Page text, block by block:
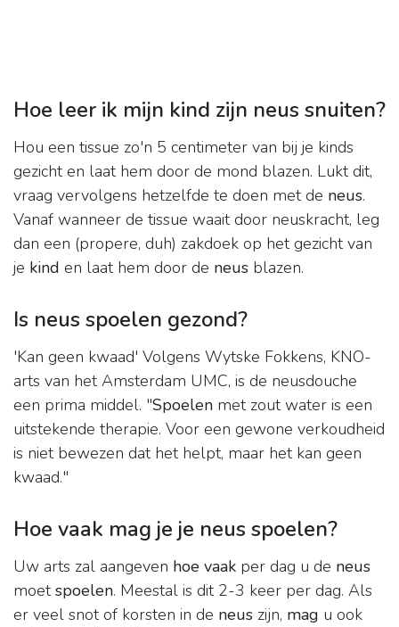
Hoe leer ik mijn kind zijn neus snuiten?
Hou een tissue zo'n 5 centimeter van bij je kinds
gezicht en laat hem door de mond blazen. Lukt dit,
vraag vervolgens hetzelfde te doen met de neus.
Vanaf wanneer de tissue waait door neuskracht, leg
dan een (propere, duh) zakdoek op het gezicht van
je kind en laat hem door de neus blazen.
Is neus spoelen gezond?
'Kan geen kwaad' Volgens Wytske Fokkens, KNO-
arts van het Amsterdam UMC, is de neusdouche
een prima middel. "Spoelen met zout water is een
uitstekende therapie. Voor een gewone verkoudheid
is niet bewezen dat het helpt, maar het kan geen
kwaad."
Hoe vaak mag je je neus spoelen?
Uw arts zal aangeven hoe vaak per dag u de neus
moetspoelen. Meestal is dit 2-3 keer per dag. Als
er veel snot of korsten in de neus zijn, mag u ook